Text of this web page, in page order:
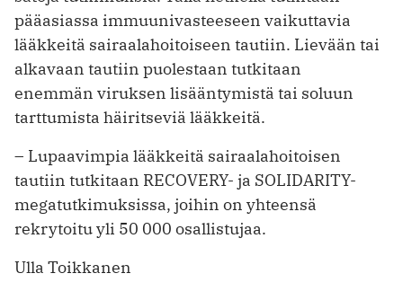
pääasiassa immuunivasteeseen vaikuttavia
lääkkeitä sairaalahoitoiseen tautiin. Lievään tai
alkavaan tautiin puolestaan tutkitaan
enemmän ­viruksen lisääntymistä tai soluun
tarttumista häiritseviä lääkkeitä.
– Lupaavimpia lääkkeitä sairaalahoitoisen
tautiin tutkitaan RECOVERY- ja SOLIDARITY-
megatutkimuksissa, joihin on yhteensä
rekrytoitu yli 50 000 osallistujaa.
Ulla Toikkanen